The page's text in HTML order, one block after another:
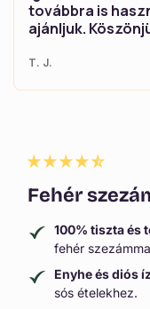
továbbra is
ajánljuk.
T. J.
Fehér
100% tiszta és
fehér
Enyhe és diós
sós ételekhez.